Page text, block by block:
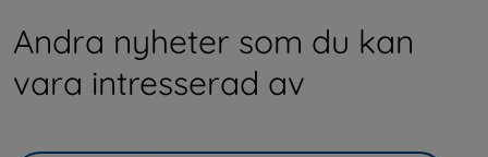
Andra nyheter som du kan
vara intresserad av